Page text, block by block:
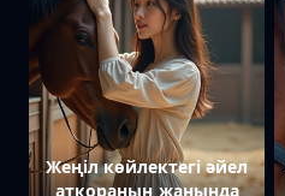
Жеңіл көйлектегі әйел
атқораның жанында